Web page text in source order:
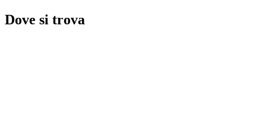
Dove si trova